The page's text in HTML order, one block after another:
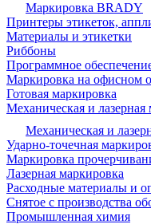
Маркировка BRADY
Принтеры этикеток,
Материалы и этикетки
Риббоны
Программное
Маркировка на офисном
Готовая маркировка
Механическая и
Механическая и
Ударно-точечная
Маркировка
Лазерная маркировка
Расходные материалы и
Снятое с производства
Промышленная химия